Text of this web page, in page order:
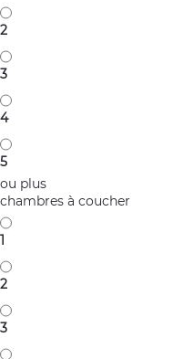
2
3
4
5
ou plus
chambres à coucher
1
2
3